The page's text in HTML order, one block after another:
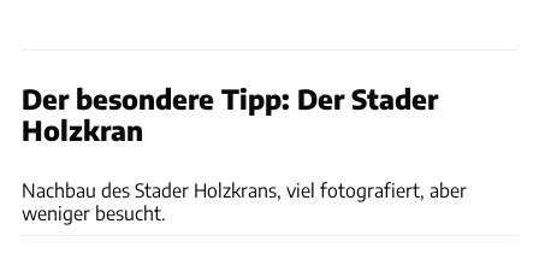
Der besondere Tipp: Der Stader
Holzkran
Nachbau des Stader Holzkrans, viel fotografiert, aber
weniger besucht.